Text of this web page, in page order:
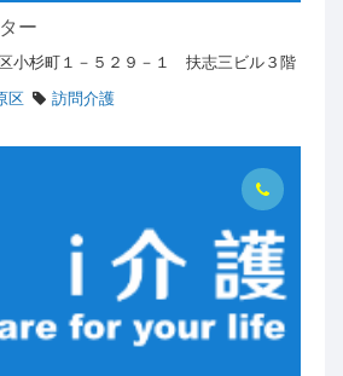
ー
小杉町１－５２９－１ 扶志三ビル３階
区
訪問介護